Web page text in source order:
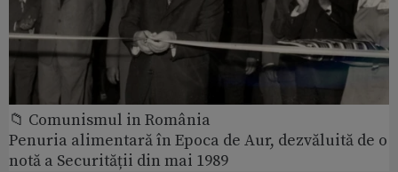
📁 Comunismul in România
Penuria alimentară în Epoca de Aur, dezvăluită de o
notă a Securității din mai 1989